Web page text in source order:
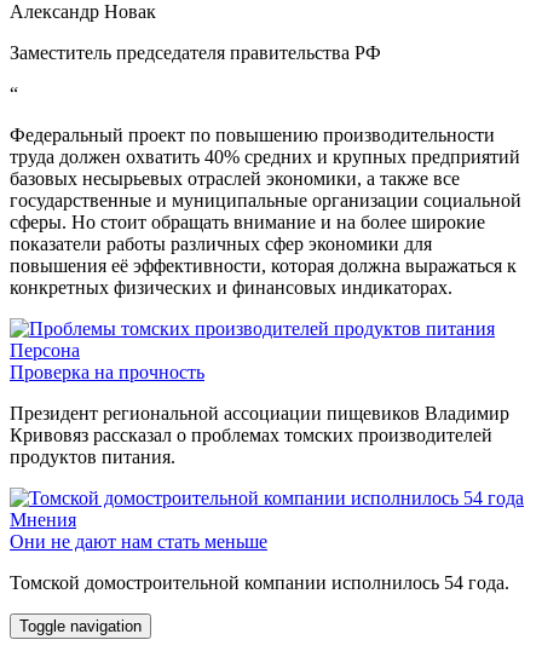
Александр Новак
Заместитель председателя правительства РФ
“
Федеральный проект по повышению производительности
труда должен охватить 40% средних и крупных предприятий
базовых несырьевых отраслей экономики, а также все
государственные и муниципальные организации социальной
сферы. Но стоит обращать внимание и на более широкие
показатели работы различных сфер экономики для
повышения её эффективности, которая должна выражаться к
конкретных физических и финансовых индикаторах.
Персона
Проверка на прочность
Президент региональной ассоциации пищевиков Владимир
Кривовяз рассказал о проблемах томских производителей
продуктов питания.
Мнения
Они не дают нам стать меньше
Томской домостроительной компании исполнилось 54 года.
Toggle navigation